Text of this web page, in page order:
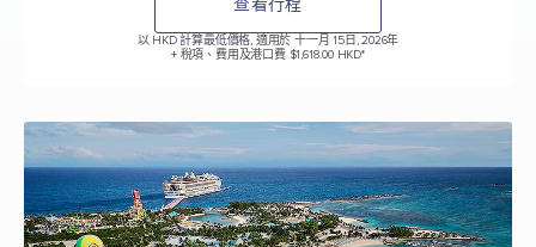
查看行程
以 HKD 計算最低價格, 適用於 十一月 15日, 2026年
+ 稅項、費用及港口費 $1,618.00 HKD*